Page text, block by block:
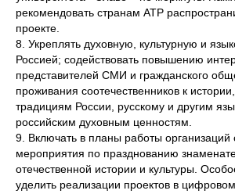
рекомендовать странам АТР
проекте.
8. Укреплять духовную, культурную и
Россией; содействовать повышению
представителей СМИ и гражданского
проживания соотечественников к
традициям России, русскому и другим
российским духовным ценностям.
9. Включать в планы работы организаций
мероприятия по празднованию
отечественной истории и культуры.
уделить реализации проектов в